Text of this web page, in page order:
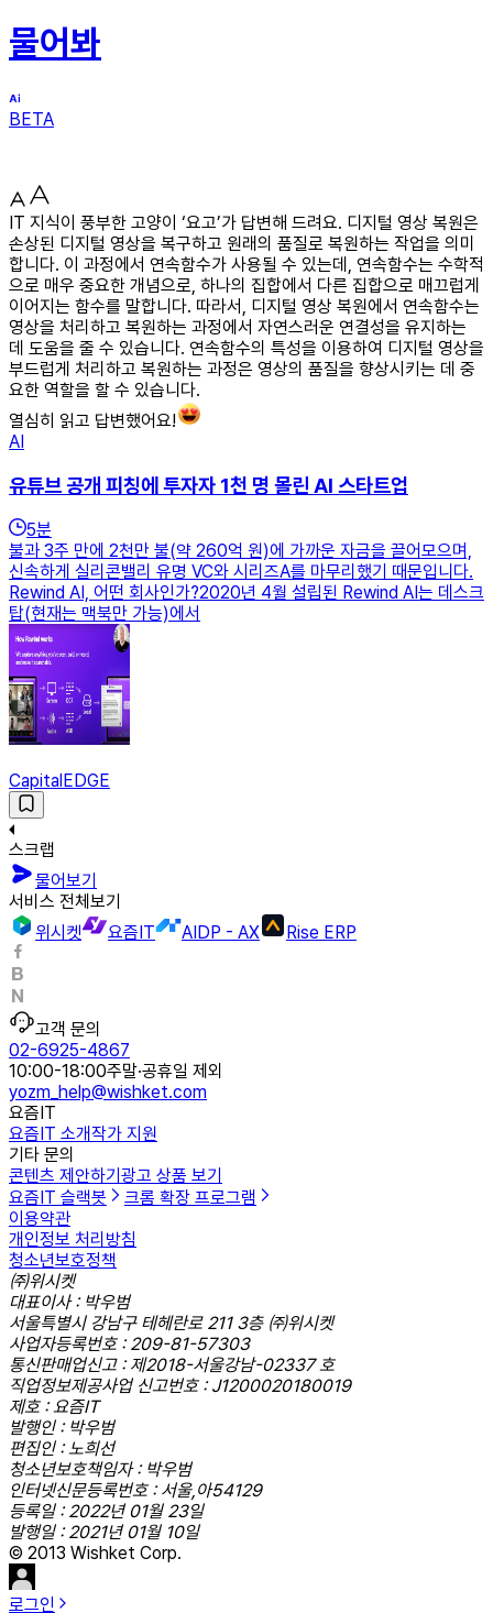
물어봐
BETA
IT 지식이 풍부한 고양이 ‘요고’가 답변해 드려요. 디지털 영상 복원은
손상된 디지털 영상을 복구하고 원래의 품질로 복원하는 작업을 의미
합니다. 이 과정에서 연속함수가 사용될 수 있는데, 연속함수는 수학적
으로 매우 중요한 개념으로, 하나의 집합에서 다른 집합으로 매끄럽게
이어지는 함수를 말합니다. 따라서, 디지털 영상 복원에서 연속함수는
영상을 처리하고 복원하는 과정에서 자연스러운 연결성을 유지하는
데 도움을 줄 수 있습니다. 연속함수의 특성을 이용하여 디지털 영상을
부드럽게 처리하고 복원하는 과정은 영상의 품질을 향상시키는 데 중
요한 역할을 할 수 있습니다.
열심히 읽고 답변했어요!
AI
유튜브 공개 피칭에 투자자 1천 명 몰린 AI 스타트업
5분
불과 3주 만에 2천만 불(약 260억 원)에 가까운 자금을 끌어모으며,
신속하게 실리콘밸리 유명 VC와 시리즈A를 마무리했기 때문입니다.
Rewind AI, 어떤 회사인가?2020년 4월 설립된 Rewind AI는 데스크
탑(현재는 맥북만 가능)에서
CapitalEDGE
스크랩
물어보기
서비스 전체보기
위시켓
요즘IT AIDP - AX Rise ERP
고객 문의
02-6925-4867
10:00-18:00주말·공휴일 제외
yozm_help@wishket.com
요즘IT
요즘IT 소개작가 지원
기타 문의
콘텐츠 제안하기 광고 상품 보기
요즘IT 슬랙봇
크롬 확장 프로그램
이용약관
개인정보 처리방침
청소년보호정책
㈜위시켓
대표이사 : 박우범
서울특별시 강남구 테헤란로 211 3층 ㈜위시켓
사업자등록번호 : 209-81-57303
통신판매업신고 : 제2018-서울강남-02337 호
직업정보제공사업 신고번호 : J1200020180019
제호 : 요즘IT
발행인 : 박우범
편집인 : 노희선
청소년보호책임자 : 박우범
인터넷신문등록번호 : 서울,아54129
등록일 : 2022년 01월 23일
발행일 : 2021년 01월 10일
© 2013 Wishket Corp.
로그인